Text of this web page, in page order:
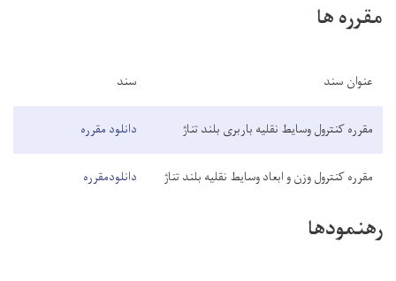
مقرره ها
عنوان سند سند
مقرره کنترول وسایط نقلیه باربری بلند تناژ دانلود مقرره
مقرره کنترول وزن و ابعاد وسایط نقلیه بلند تناژ دانلودمقرره
رهنمودها